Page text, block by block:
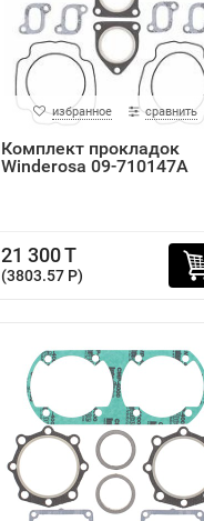
избранное сравнить
Комплект прокладок
Winderosa 09-710147A
21 300 T
(3803.57 P)